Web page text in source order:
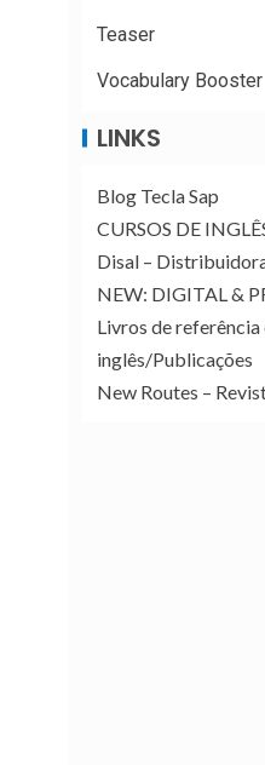
Teaser
Vocabulary Booster
LINKS
Blog Tecla Sap
CURSOS DE
Disal –
NEW: DIGITAL &
Livros de
inglês/Publicações
New Routes –